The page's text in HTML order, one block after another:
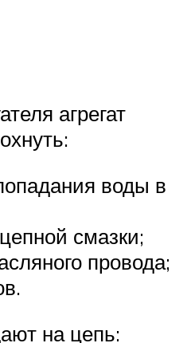
агрегат
воды в
смазки;
провода;
на цепь: